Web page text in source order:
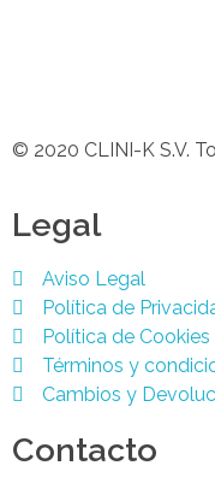
© 2020 CLINI-K S.V.
Legal
Aviso Legal
Política de
Política de Cookies
Términos y
Cambios y
Contacto